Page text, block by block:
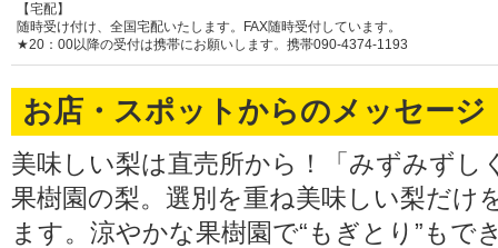
【宅配】
随時受け付け、全国宅配いたします。FAX随時受付しています。
★20：00以降の受付は携帯にお願いします。携帯090-4374-1193
お店・スポットからのメッセージ
美味しい梨は直売所から！「みずみずし
果樹園の梨。選別を重ね美味しい梨だけ
ます。涼やかな果樹園で“もぎとり”もで